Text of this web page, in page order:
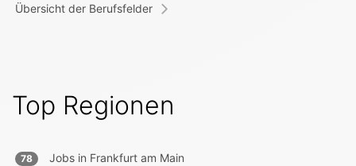
Übersicht der Berufsfelder
Top Regionen
78 Jobs in Frankfurt am Main